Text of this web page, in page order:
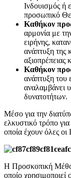
Ινδουισμός ή
προσωπικό
Καθήκον
αρμονία με
ειρήνης,
ανάπτυξη της
αξιοπρέπειας
Καθήκον
ανάπτυξη του
αναλαμβάνει
δυνατοτήτων.
Μέσο για την
ελκυστικό τρόπο
οποία έχουν όλες
Η Προσκοπική
οποίο χρησιμοποιεί